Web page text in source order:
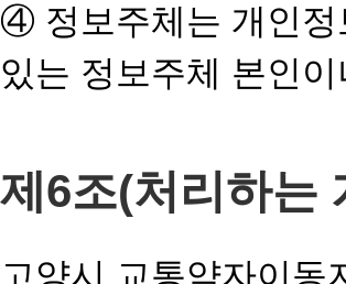
④ 정보주체는 개인정
있는 정보주체 본인
제6조(처리하는
고양시 교통약자이